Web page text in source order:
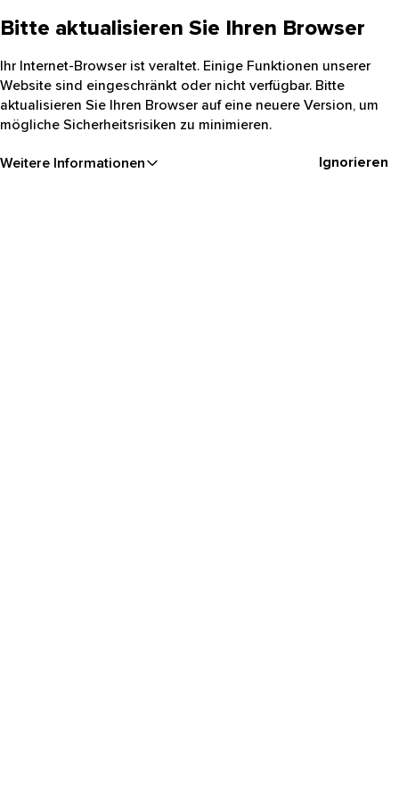
Bitte aktualisieren Sie Ihren Browser
Ihr Internet-Browser ist veraltet. Einige Funktionen unserer
Website sind eingeschränkt oder nicht verfügbar. Bitte
aktualisieren Sie Ihren Browser auf eine neuere Version, um
mögliche Sicherheitsrisiken zu minimieren.
Weitere Informationen Ignorieren